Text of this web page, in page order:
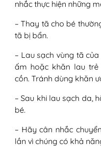
nhắc thực hiện những
– Thay tã cho bé
tã bị bẩn.
– Lau sạch vùng tã
ấm hoặc khăn lau
cồn. Tránh dùng khăn
– Sau khi lau sạch da,
bé.
– Hãy cân nhắc
lần vì chúng có khả